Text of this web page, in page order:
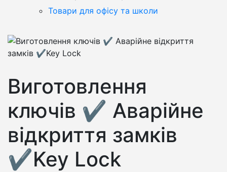
Товари для офісу та школи
Виготовлення
ключів ✔️ Аварійне
відкриття замків
✔️Key Lock